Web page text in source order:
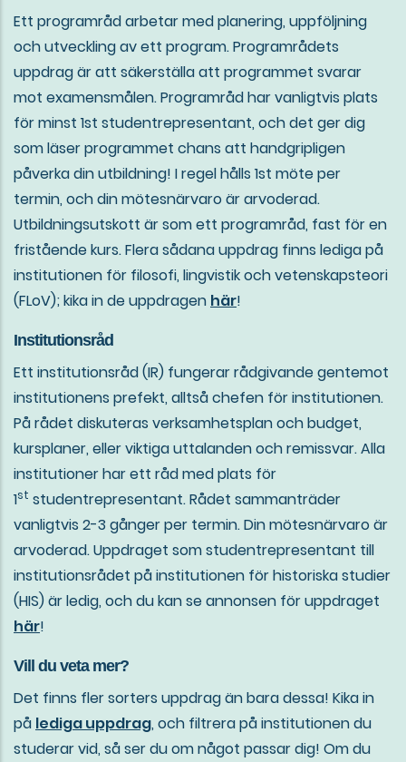
Ett programråd arbetar med planering, uppföljning
och utveckling av ett program. Programrådets
uppdrag är att säkerställa att programmet svarar
mot examensmålen. Programråd har vanligtvis plats
för minst 1st studentrepresentant, och det ger dig
som läser programmet chans att handgripligen
påverka din utbildning! I regel hålls 1st möte per
termin, och din mötesnärvaro är arvoderad.
Utbildningsutskott är som ett programråd, fast för en
fristående kurs. Flera sådana uppdrag finns lediga på
institutionen för filosofi, lingvistik och vetenskapsteori
(FLoV); kika in de uppdragen här!
Institutionsråd
Ett institutionsråd (IR) fungerar rådgivande gentemot
institutionens prefekt, alltså chefen för institutionen.
På rådet diskuteras verksamhetsplan och budget,
kursplaner, eller viktiga uttalanden och remissvar. Alla
institutioner har ett råd med plats för
1st studentrepresentant. Rådet sammanträder
vanligtvis 2-3 gånger per termin. Din mötesnärvaro är
arvoderad. Uppdraget som studentrepresentant till
institutionsrådet på institutionen för historiska studier
(HIS) är ledig, och du kan se annonsen för uppdraget
här!
Vill du veta mer?
Det finns fler sorters uppdrag än bara dessa! Kika in
på lediga uppdrag, och filtrera på institutionen du
studerar vid, så ser du om något passar dig! Om du